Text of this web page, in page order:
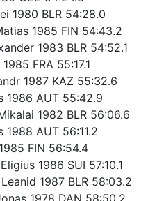
1980 BLR 54:28.0
1985 FIN 54:43.2
1983 BLR 54:52.1
FRA 55:17.1
1987 KAZ 55:32.6
1986 AUT 55:42.9
1982 BLR 56:06.6
AUT 56:11.2
FIN 56:54.4
1986 SUI 57:10.1
1987 BLR 58:03.2
1978 DAN 58:50.2